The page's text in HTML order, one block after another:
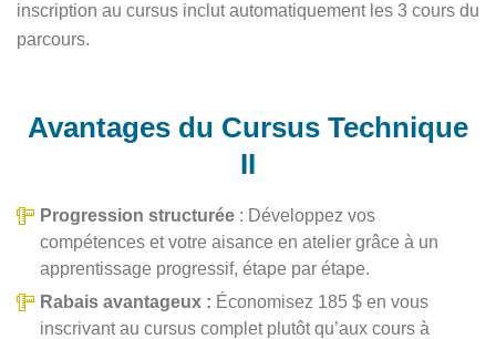
inscription au cursus inclut automatiquement les 3 cours du
parcours.
Avantages du Cursus Technique
II
Progression structurée : Développez vos
compétences et votre aisance en atelier grâce à un
apprentissage progressif, étape par étape.
Rabais avantageux : Économisez 185 $ en vous
inscrivant au cursus complet plutôt qu’aux cours à